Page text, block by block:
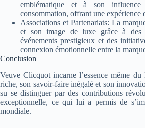
emblématique et à son
consommation, offrant une expérience
Associations et Partenariats: La
et son image de luxe grâce à des
événements prestigieux et des
connexion émotionnelle entre la
Conclusion
Veuve Clicquot incarne l’essence même
riche, son savoir-faire inégalé et son
su se distinguer par des contributions
exceptionnelle, ce qui lui a permis de
mondiale.